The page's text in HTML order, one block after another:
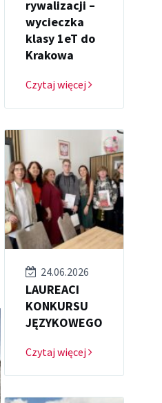
rywalizacji –
wycieczka
klasy 1eT do
Krakowa
Czytaj więcej
24.06.2026
LAUREACI
KONKURSU
JĘZYKOWEGO
Czytaj więcej